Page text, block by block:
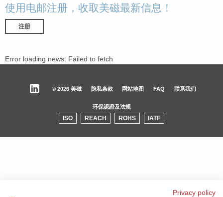
使用电邮注册，收取美磁最新信息！
注册
Error loading news: Failed to fetch
© 2026 美磁 隐私条款 网站地图 FAQ 联系我们
环保認證及法规
ISO REACH ROHS IATF
Privacy policy